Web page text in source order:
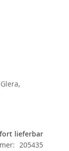
lieferbar
205435